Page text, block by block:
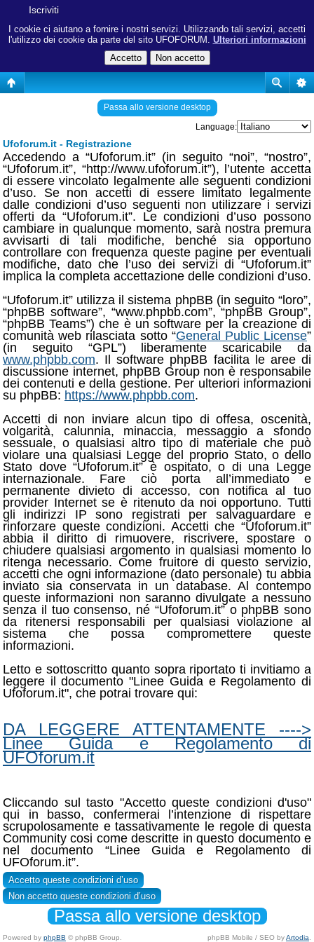
I cookie ci aiutano a fornire i nostri servizi. Utilizzando tali servizi, accetti
l'utilizzo dei cookie da parte del sito UFOFORUM. Ulteriori informazioni
Iscriviti
Passa allo versione desktop
Language:
Ufoforum.it - Registrazione
Accedendo a “Ufoforum.it” (in seguito “noi”, “nostro”,
“Ufoforum.it”, “http://www.ufoforum.it”), l’utente accetta
di essere vincolato legalmente alle seguenti condizioni
d’uso. Se non accetti di essere limitato legalmente
dalle condizioni d’uso seguenti non utilizzare i servizi
offerti da “Ufoforum.it”. Le condizioni d’uso possono
cambiare in qualunque momento, sarà nostra premura
avvisarti di tali modifiche, benché sia opportuno
controllare con frequenza queste pagine per eventuali
modifiche, dato che l’uso dei servizi di “Ufoforum.it”
implica la completa accettazione delle condizioni d’uso.
“Ufoforum.it” utilizza il sistema phpBB (in seguito “loro”,
“phpBB software”, “www.phpbb.com”, “phpBB Group”,
“phpBB Teams”) che è un software per la creazione di
comunità web rilasciata sotto “General Public License”
(in seguito “GPL”) liberamente scaricabile da
www.phpbb.com. Il software phpBB facilita le aree di
discussione internet, phpBB Group non è responsabile
dei contenuti e della gestione. Per ulteriori informazioni
su phpBB: https://www.phpbb.com.
Accetti di non inviare alcun tipo di offesa, oscenità,
volgarità, calunnia, minaccia, messaggio a sfondo
sessuale, o qualsiasi altro tipo di materiale che può
violare una qualsiasi Legge del proprio Stato, o dello
Stato dove “Ufoforum.it” è ospitato, o di una Legge
internazionale. Fare ciò porta all’immediato e
permanente divieto di accesso, con notifica al tuo
provider Internet se è ritenuto da noi opportuno. Tutti
gli indirizzi IP sono registrati per salvaguardare e
rinforzare queste condizioni. Accetti che “Ufoforum.it”
abbia il diritto di rimuovere, riscrivere, spostare o
chiudere qualsiasi argomento in qualsiasi momento lo
ritenga necessario. Come fruitore di questo servizio,
accetti che ogni informazione (dato personale) tu abbia
inviato sia conservata in un database. Al contempo
queste informazioni non saranno divulgate a nessuno
senza il tuo consenso, né “Ufoforum.it” o phpBB sono
da ritenersi responsabili per qualsiasi violazione al
sistema che possa compromettere queste
informazioni.
Letto e sottoscritto quanto sopra riportato ti invitiamo a
leggere il documento "Linee Guida e Regolamento di
Ufoforum.it", che potrai trovare qui:
DA LEGGERE ATTENTAMENTE ---->
Linee Guida e Regolamento di
UFOforum.it
Cliccando sul tasto "Accetto queste condizioni d'uso"
qui in basso, confermerai l’intenzione di rispettare
scrupolosamente e tassativamente le regole di questa
Community cosi come descritte in questo documento e
nel documento “Linee Guida e Regolamento di
UFOforum.it”.
Passa allo versione desktop
Powered by phpBB © phpBB Group. phpBB Mobile / SEO byArtodia